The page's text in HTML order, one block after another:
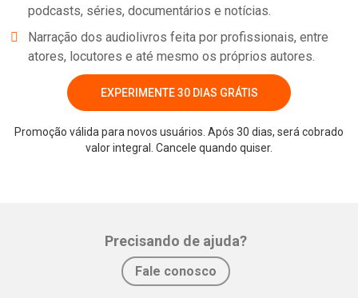
podcasts, séries, documentários e notícias.
Narração dos audiolivros feita por profissionais, entre
atores, locutores e até mesmo os próprios autores.
EXPERIMENTE 30 DIAS GRÁTIS
Promoção válida para novos usuários. Após 30 dias, será cobrado
valor integral. Cancele quando quiser.
Precisando de ajuda?
Fale conosco
Whatsapp Facebook Twitter